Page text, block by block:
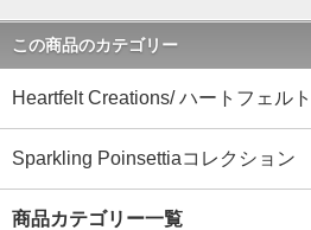
この商品のカテゴリー
Heartfelt Creations/ ハートフェルト
Sparkling Poinsettiaコレクション
商品カテゴリー一覧